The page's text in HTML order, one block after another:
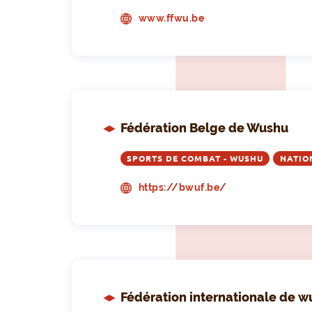
www.ffwu.be
Fédération Belge de Wushu
SPORTS DE COMBAT - WUSHU
https://bwuf.be/
Fédération internationale de